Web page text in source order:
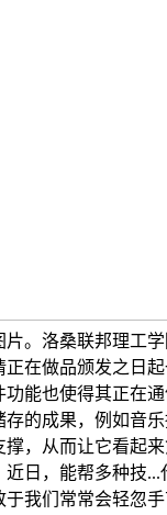
。洛桑联邦理工
在做品颁发之日
能也使得其正在
的成果，例如音
，从而让它看起
日，能帮多种技
我们常常会轻忽